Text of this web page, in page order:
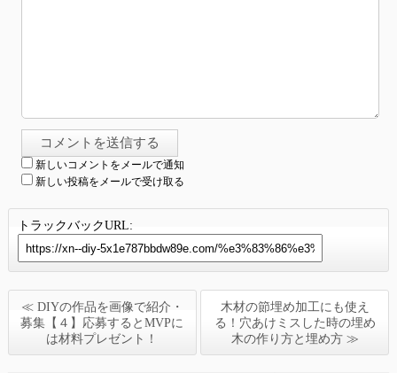
新しいコメントをメールで通知
新しい投稿をメールで受け取る
トラックバックURL:
≪ DIYの作品を画像で紹介・
募集【４】応募するとMVPに
は材料プレゼント！
木材の節埋め加工にも使え
る！穴あけミスした時の埋め
木の作り方と埋め方 ≫